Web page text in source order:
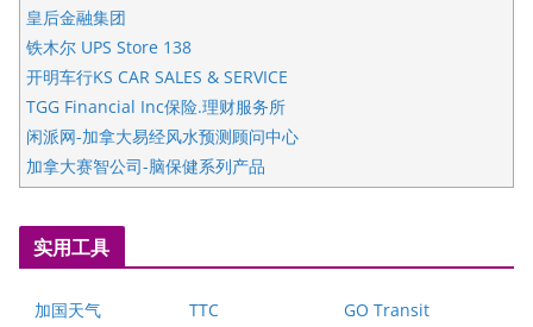
皇后金融集团
铁木尔 UPS Store 138
开明车行KS CAR SALES & SERVICE
TGG Financial Inc保险.理财服务所
闲派网-加拿大易经风水预测顾问中心
加拿大赛智公司-脑保健系列产品
五星国艺拍卖及评估公司
国际注册执业营养师公会
爱德华连锁酒店万锦分店
健健宝公司
实用工具
加国天气 TTC GO Transit